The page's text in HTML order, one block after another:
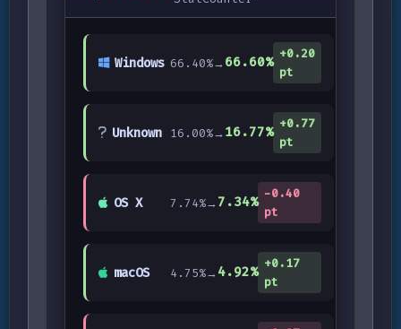
Windows 66.40%→ 66.60%
+0.20
pt
Unknown 16.00%→ 16.77%
+0.77
pt
OS X 7.74%→ 7.34%
−0.40
pt
macOS 4.75%→ 4.92%
+0.17
pt